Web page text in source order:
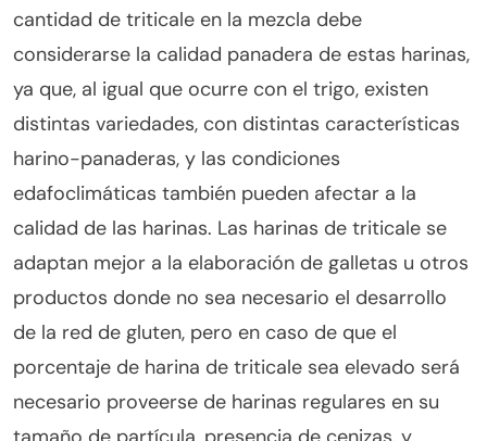
cantidad de triticale en la mezcla debe
considerarse la calidad panadera de estas harinas,
ya que, al igual que ocurre con el trigo, existen
distintas variedades, con distintas características
harino-panaderas, y las condiciones
edafoclimáticas también pueden afectar a la
calidad de las harinas. Las harinas de triticale se
adaptan mejor a la elaboración de galletas u otros
productos donde no sea necesario el desarrollo
de la red de gluten, pero en caso de que el
porcentaje de harina de triticale sea elevado será
necesario proveerse de harinas regulares en su